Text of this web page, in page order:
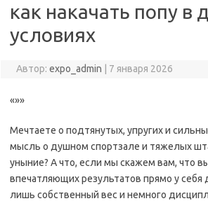
как накачать попу в
условиях
Автор: expo_admin 7 января 2026
«»»
Мечтаете о подтянутых, упругих и
мысль о душном спортзале и тяжелых
уныние? А что, если мы скажем вам, что
впечатляющих результатов прямо у себя
лишь собственный вес и немного